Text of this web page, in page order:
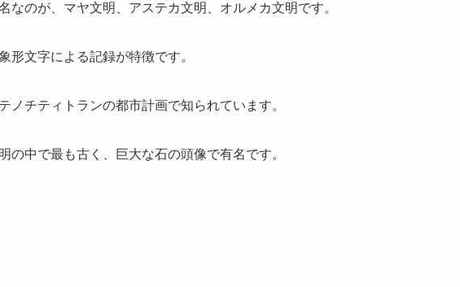
なのが、マヤ文明、アステカ文明、オルメカ文明です。
形文字による記録が特徴です。
ノチティトランの都市計画で知られています。
の中で最も古く、巨大な石の頭像で有名です。